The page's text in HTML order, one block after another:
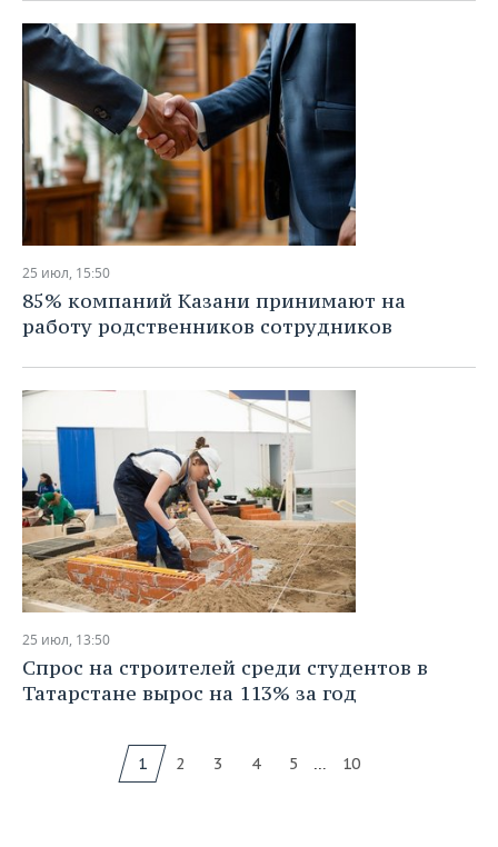
25 июл, 15:50
85% компаний Казани принимают на
работу родственников сотрудников
25 июл, 13:50
Спрос на строителей среди студентов в
Татарстане вырос на 113% за год
1 2 3 4 5 ... 10